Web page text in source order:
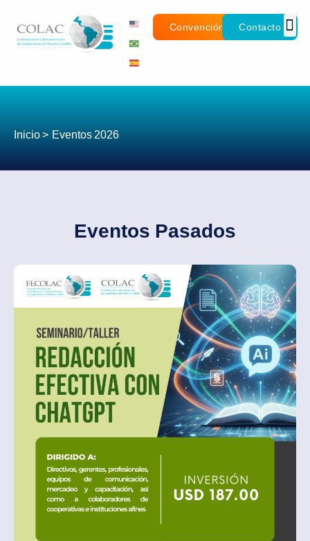
Convención Contacto
Inicio > Eventos 2026
Eventos Pasados